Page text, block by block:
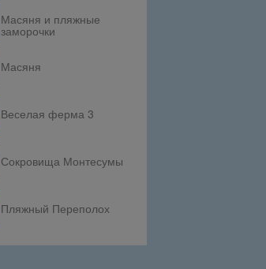
Масяня и пляжные
заморочки
Масяня
Веселая ферма 3
Сокровища Монтесумы
Пляжный Переполох